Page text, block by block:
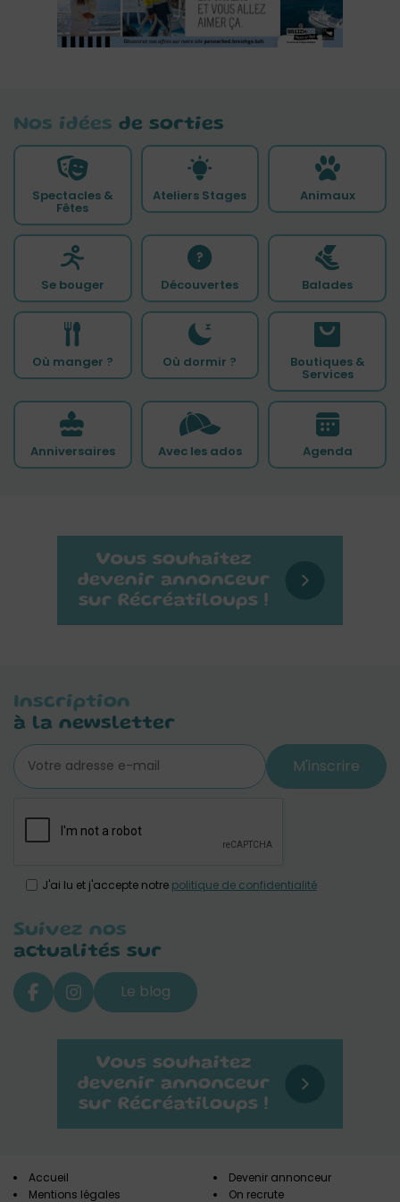
Nos idées de sorties
Spectacles &
Fêtes
Ateliers Stages Animaux
Se bouger Découvertes Balades
Où manger ? Où dormir ? Boutiques &
Services
Anniversaires Avec les ados Agenda
Inscription
à la newsletter
M'inscrire
J'ai lu et j'accepte notre politique de confidentialité
Suivez nos
actualités sur
Le blog
Accueil
Mentions légales
Devenir annonceur
On recrute